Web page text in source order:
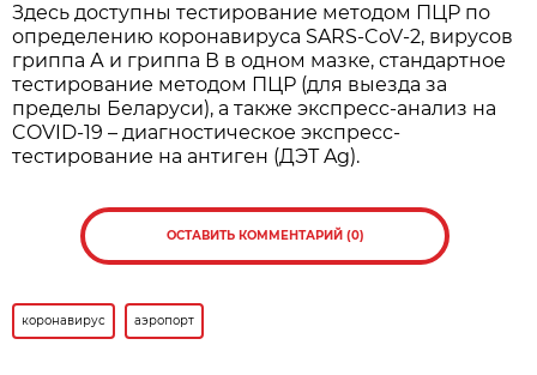
Здесь доступны тестирование методом ПЦР по
определению коронавируса SARS-CoV-2, вирусов
гриппа А и гриппа В в одном мазке, стандартное
тестирование методом ПЦР (для выезда за
пределы Беларуси), а также экспресс-анализ на
COVID-19 – диагностическое экспресс-
тестирование на антиген (ДЭТ Ag).
ОСТАВИТЬ КОММЕНТАРИЙ (0)
коронавирус аэропорт